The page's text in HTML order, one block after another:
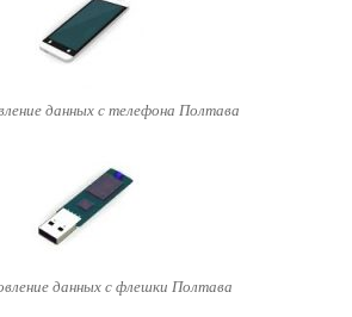
данных с телефона Полтава
данных с флешки Полтава